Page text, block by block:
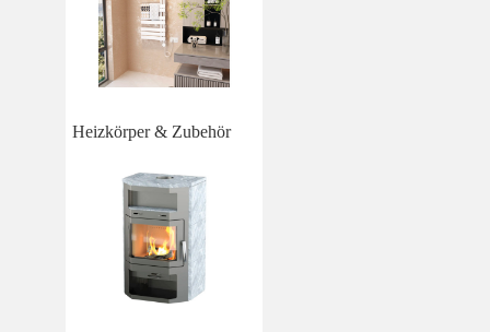
Heizkörper & Zubehör